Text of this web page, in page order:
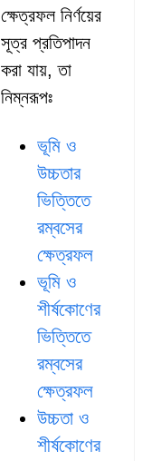
ক্ষেত্রফল নির্ণয়ের
সূত্র প্রতিপাদন
করা যায়, তা
নিম্নরূপঃ
ভূমি ও
উচ্চতার
ভিত্তিতে
রম্বসের
ক্ষেত্রফল
ভূমি ও
শীর্ষকোণের
ভিত্তিতে
রম্বসের
ক্ষেত্রফল
উচ্চতা ও
শীর্ষকোণের